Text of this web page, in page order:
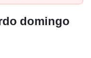
domingo